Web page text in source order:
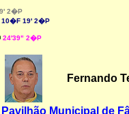
2�P
10�F 19' 2�P
24'39" 2�P
Fernando
Pavilhão Municipal de